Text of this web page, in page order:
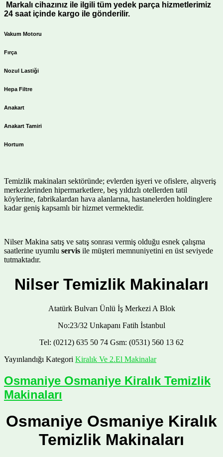
Markalı cihazınız ile ilgili tüm yedek parça hizmetlerimiz
24 saat içinde kargo ile gönderilir.
Vakum Motoru
Fırça
Nozul Lastiği
Hepa Filtre
Anakart
Anakart Tamiri
Hortum
Temizlik makinaları sektöründe; evlerden işyeri ve ofislere, alışveriş
merkezlerinden hipermarketlere, beş yıldızlı otellerden tatil
köylerine, fabrikalardan hava alanlarına, hastanelerden holdinglere
kadar geniş kapsamlı bir hizmet vermektedir.
Nilser Makina satış ve satış sonrası vermiş olduğu esnek çalışma
saatlerine uyumlu servis ile müşteri memnuniyetini en üst seviyede
tutmaktadır.
Nilser Temizlik Makinaları
Atatürk Bulvarı Ünlü İş Merkezi A Blok
No:23/32 Unkapanı Fatih İstanbul
Tel: (0212) 635 50 74 Gsm: (0531) 560 13 62
Yayınlandığı Kategori Kiralık Ve 2.El Makinalar
Osmaniye Osmaniye Kiralık Temizlik
Makinaları
Osmaniye Osmaniye Kiralık
Temizlik Makinaları